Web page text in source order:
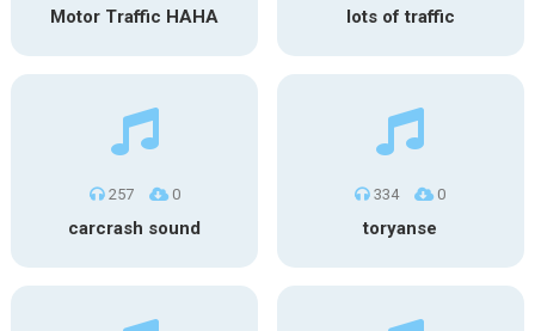
Motor Traffic HAHA lots of traffic
257 0
carcrash sound
334 0
toryanse